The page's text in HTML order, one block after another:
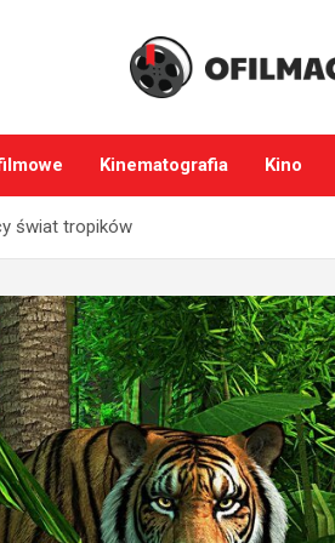
Kinematografia Kino
świat tropików